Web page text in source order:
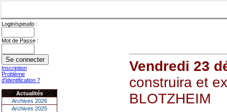
Login/speudo :
Mot de Passe :
Inscription
Problème
d'identification ?
Actualités
Archives 2026
Archives 2025
Vendredi 23
construira et
BLOTZHEIM